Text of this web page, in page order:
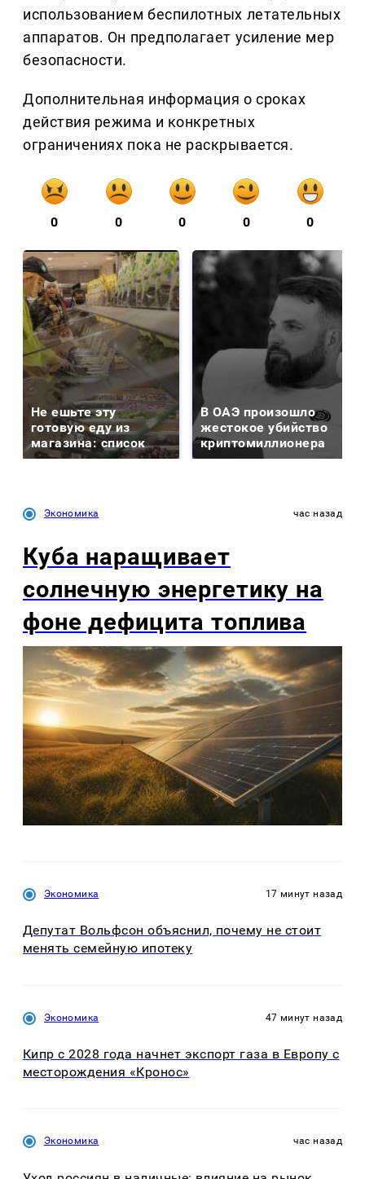
использованием беспилотных летательных
аппаратов. Он предполагает усиление мер
безопасности.
Дополнительная информация о сроках
действия режима и конкретных
ограничениях пока не раскрывается.
0 0 0 0 0
Не ешьте эту
готовую еду из
магазина: список
В ОАЭ произошло
жестокое убийство
криптомиллионера
Экономика час назад
Куба наращивает
солнечную энергетику на
фоне дефицита топлива
Экономика 17 минут назад
Депутат Вольфсон объяснил, почему не стоит
менять семейную ипотеку
Экономика 47 минут назад
Кипр с 2028 года начнет экспорт газа в Европу с
месторождения «Кронос»
Экономика час назад